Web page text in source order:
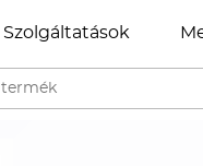
Szolgáltatások